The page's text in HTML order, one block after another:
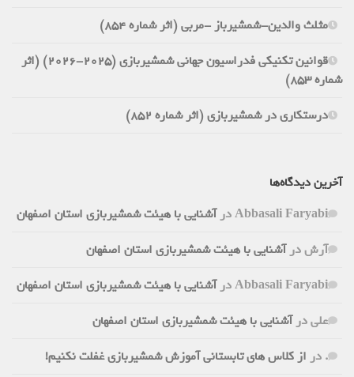
مثلث والدین-شمشیرباز -مربی (اثر شماره 854)
قوانین تکنیکی فدراسیون جهانی شمشیربازی (2025-2026) (اثر
شماره 853)
درستکاری در شمشیربازی (اثر شماره 852)
آخرین دیدگاه‌ها
Abbasali Faryabiدرآشنایی با هیئت شمشیربازی استان اصفهان
آرشدرآشنایی با هیئت شمشیربازی استان اصفهان
Abbasali Faryabiدرآشنایی با هیئت شمشیربازی استان اصفهان
علیدرآشنایی با هیئت شمشیربازی استان اصفهان
.دراز کلاس های تابستانی آموزش شمشیربازی غفلت نکنیم!